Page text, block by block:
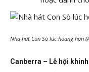
Nhà hát Con Sò lúc hoàng hôn
Canberra – Lễ hội